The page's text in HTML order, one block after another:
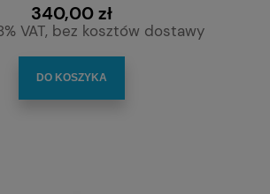
340,00 zł
VAT, bez kosztów dostawy
DO KOSZYKA